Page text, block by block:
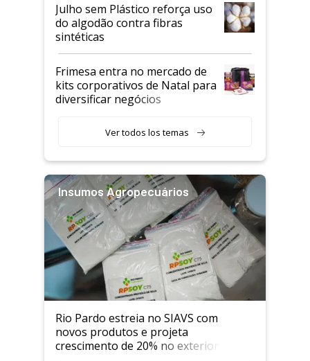
Julho sem Plástico reforça uso
do algodão contra fibras
sintéticas
Frimesa entra no mercado de
kits corporativos de Natal para
diversificar negócios
Ver todos los temas
Insumos Agropecuários
Rio Pardo estreia no SIAVS com
novos produtos e projeta
crescimento de 20% no exterior